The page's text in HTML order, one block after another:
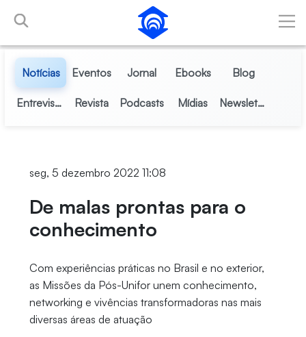
Pular para o Conteúdo principal
Notícias Eventos Jornal Ebooks Blog
Entrevistas Revista Podcasts Mídias Newsletter
seg, 5 dezembro 2022 11:08
De malas prontas para o
conhecimento
Com experiências práticas no Brasil e no exterior,
as Missões da Pós-Unifor unem conhecimento,
networking e vivências transformadoras nas mais
diversas áreas de atuação